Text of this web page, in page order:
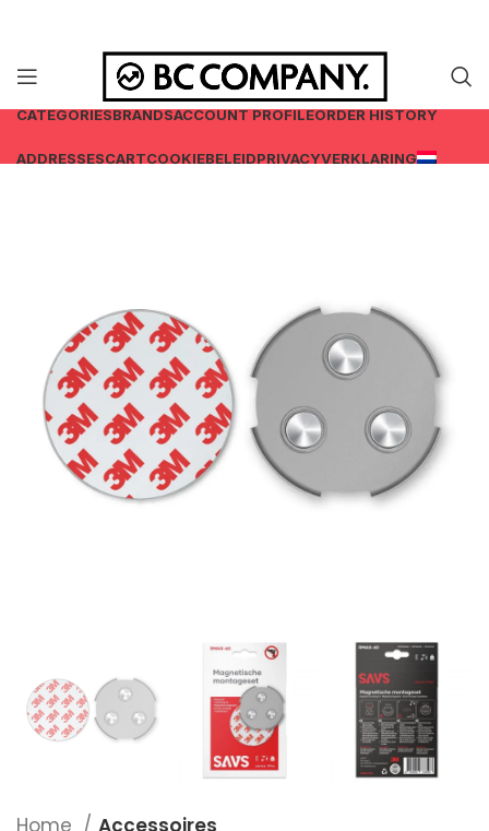
CATEGORIESBRANDSACCOUNT PROFILEORDER HISTORY
ADDRESSESCARTCOOKIEBELEIDPRIVACYVERKLARING